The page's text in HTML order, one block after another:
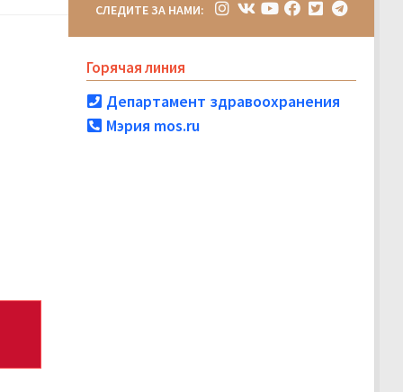
СЛЕДИТЕ ЗА НАМИ:
Горячая линия
Департамент здравоохранения
Мэрия mos.ru